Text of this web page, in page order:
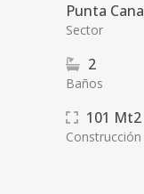
Punta Cana
Sector
2
Baños
101 Mt2
Construcción